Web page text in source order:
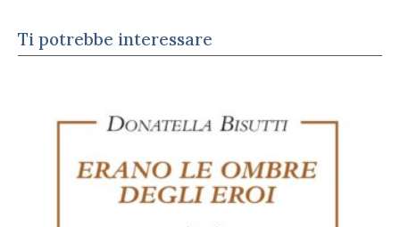
Ti potrebbe interessare